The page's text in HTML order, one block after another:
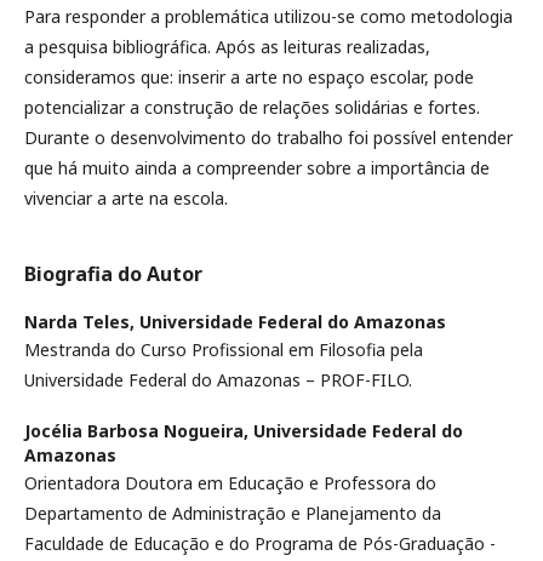
Para responder a problemática utilizou-se como metodologia
a pesquisa bibliográfica. Após as leituras realizadas,
consideramos que: inserir a arte no espaço escolar, pode
potencializar a construção de relações solidárias e fortes.
Durante o desenvolvimento do trabalho foi possível entender
que há muito ainda a compreender sobre a importância de
vivenciar a arte na escola.
Biografia do Autor
Narda Teles, Universidade Federal do Amazonas
Mestranda do Curso Profissional em Filosofia pela
Universidade Federal do Amazonas – PROF-FILO.
Jocélia Barbosa Nogueira, Universidade Federal do
Amazonas
Orientadora Doutora em Educação e Professora do
Departamento de Administração e Planejamento da
Faculdade de Educação e do Programa de Pós-Graduação -